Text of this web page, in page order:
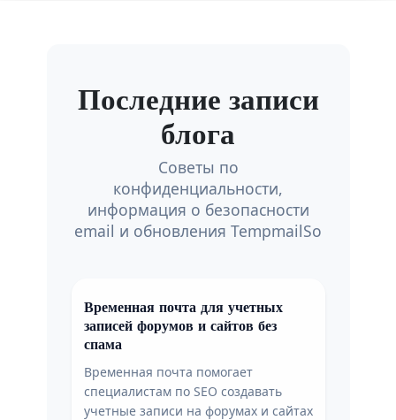
Последние записи
блога
Советы по
конфиденциальности,
информация о безопасности
email и обновления TempmailSo
Временная почта для учетных
записей форумов и сайтов без
спама
Временная почта помогает
специалистам по SEO создавать
учетные записи на форумах и сайтах